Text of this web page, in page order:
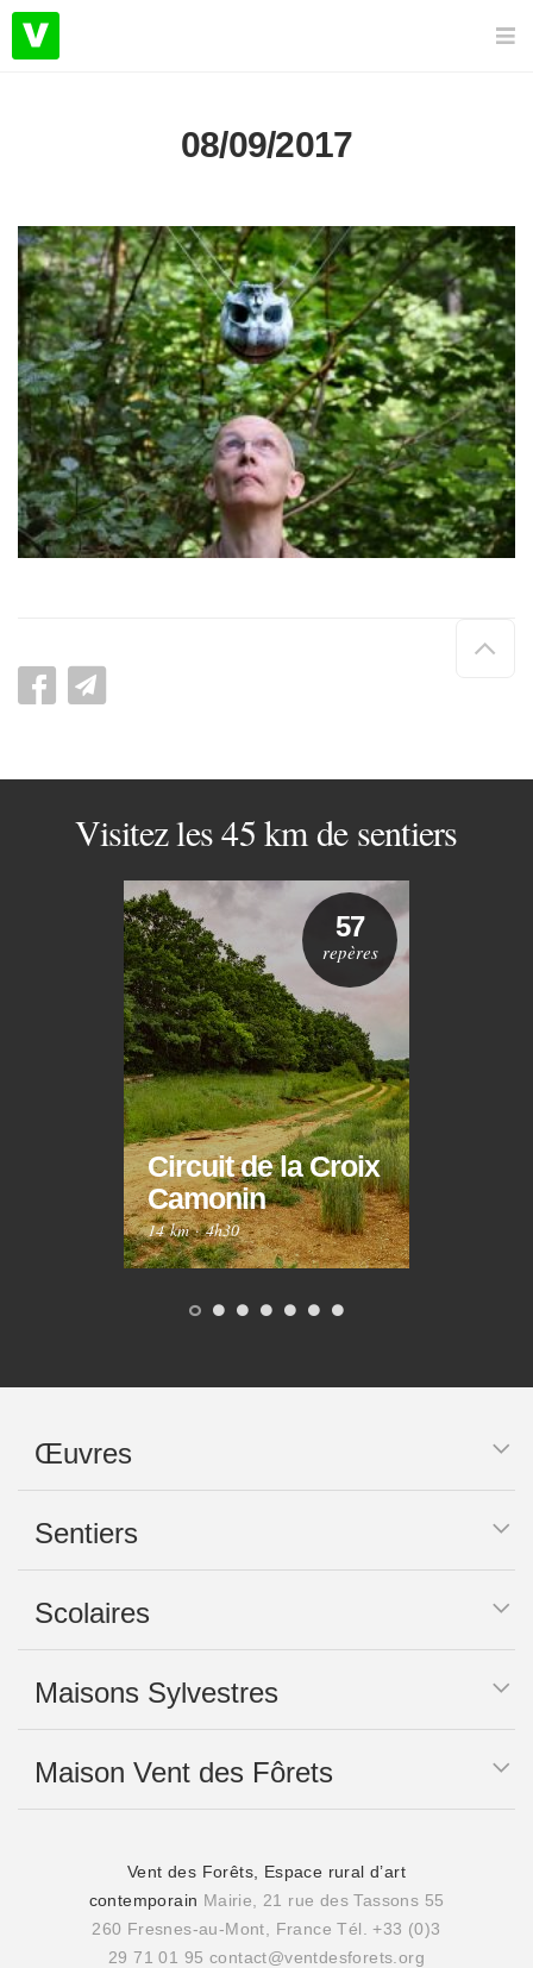
08/09/2017
de
Visitez les 45 km de sentiers
Circuit de la Croix
Camonin
14 km·4h30
57
repères
Œuvres
Sentiers
Scolaires
Maisons Sylvestres
Maison Vent des Fôrets
Vent des Forêts, Espace rural d’art
contemporain Mairie, 21 rue des Tassons 55
260 Fresnes-au-Mont, France Tél. +33 (0)3
29 71 01 95 contact@ventdesforets.org